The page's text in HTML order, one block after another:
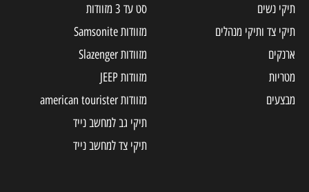
תיקי נשים
תיקי צד ותיקי מנהלים
ארנקים
מטריות
מבצעים
סט עד 3 מזוודות
מזוודות Samsonite
מזוודות Slazenger
מזוודות JEEP
מזוודות american tourister
תיקי גב למחשב נייד
תיקי צד למחשב נייד